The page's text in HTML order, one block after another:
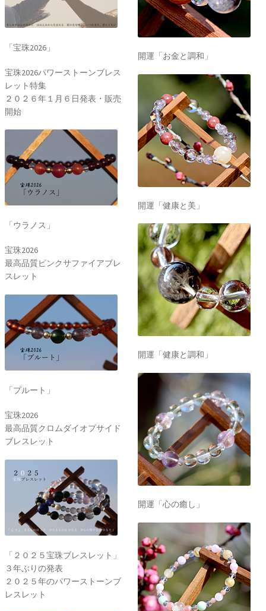
「宝珠2026」
宝珠2026パワーストーンブレス
レット特集
２０２６年１月６日発表・販売
開始
「ウラノス」
宝珠2026
最高品質ピンクサファイアブレ
スレット
「プルート」
宝珠2026
最高品質クロムダイオプサイド
ブレスレット
「２０２５宝珠ブレスレット」
３年ぶりの発表
２０２５年のパワーストーンブ
レスレット
開運「お金と調和」
開運「健康と美」
開運「健康と調和」
開運「心の癒し」